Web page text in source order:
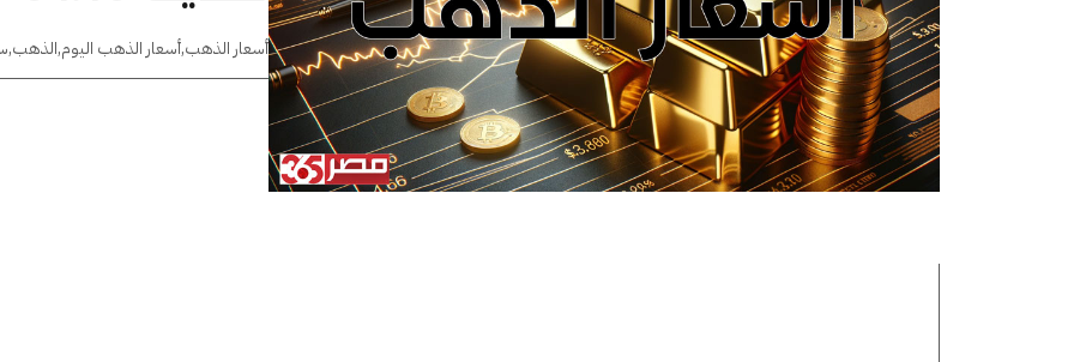
أسعار الذهب,أسعار الذهب اليوم,الذهب,